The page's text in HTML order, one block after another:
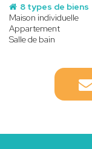
8 types de biens
Maison individuelle
Appartement
Salle de bain